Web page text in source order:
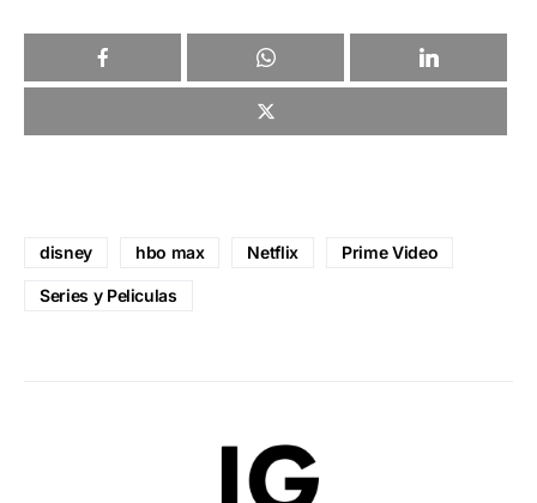
disney hbo max Netflix Prime Video
Series y Peliculas